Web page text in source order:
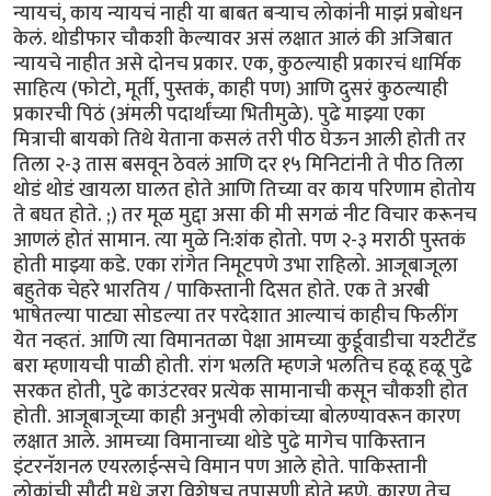
न्यायचं, काय न्यायचं नाही या बाबत बर्‍याच लोकांनी माझं प्रबोधन
केलं. थोडीफार चौकशी केल्यावर असं लक्षात आलं की अजिबात
न्यायचे नाहीत असे दोनच प्रकार. एक, कुठल्याही प्रकारचं धार्मिक
साहित्य (फोटो, मूर्ती, पुस्तकं, काही पण) आणि दुसरं कुठल्याही
प्रकारची पिठं (अंमली पदार्थांच्या भितीमुळे). पुढे माझ्या एका
मित्राची बायको तिथे येताना कसलं तरी पीठ घेऊन आली होती तर
तिला २-३ तास बसवून ठेवलं आणि दर १५ मिनिटांनी ते पीठ तिला
थोडं थोडं खायला घालत होते आणि तिच्या वर काय परिणाम होतोय
ते बघत होते. ;) तर मूळ मुद्दा असा की मी सगळं नीट विचार करूनच
आणलं होतं सामान. त्या मुळे नि:शंक होतो. पण २-३ मराठी पुस्तकं
होती माझ्या कडे. एका रांगेत निमूटपणे उभा राहिलो. आजूबाजूला
बहुतेक चेहरे भारतिय / पाकिस्तानी दिसत होते. एक ते अरबी
भाषेतल्या पाट्या सोडल्या तर परदेशात आल्याचं काहीच फिलींग
येत नव्हतं. आणि त्या विमानतळा पेक्षा आमच्या कुर्डूवाडीचा यश्टीटँड
बरा म्हणायची पाळी होती. रांग भलति म्हणजे भलतिच हळू हळू पुढे
सरकत होती, पुढे काउंटरवर प्रत्येक सामानाची कसून चौकशी होत
होती. आजूबाजूच्या काही अनुभवी लोकांच्या बोलण्यावरून कारण
लक्षात आले. आमच्या विमानाच्या थोडे पुढे मागेच पाकिस्तान
इंटरनॅशनल एयरलाईन्सचे विमान पण आले होते. पाकिस्तानी